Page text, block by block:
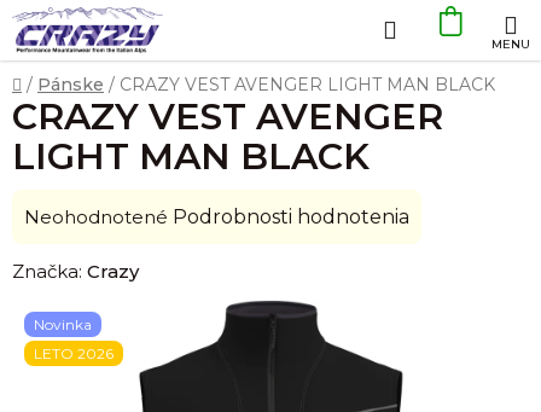
Prejsť
na
obsah
Hľadať
KOŠÍK
Domov
/ Pánske / CRAZY VEST AVENGER LIGHT MAN BLACK
CRAZY VEST AVENGER
LIGHT MAN BLACK
Priemerné
produktu
je
0,0
z
Neohodnotené Podrobnosti hodnotenia
Značka: Crazy
Novinka
LETO 2026